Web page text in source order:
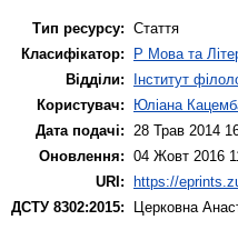
Тип ресурсу: Стаття
Класифікатор:
P Мова та
Відділи:
Інститут
Користувач:
Юліана
Дата подачі:
28 Трав 2014
Оновлення: 04 Жовт 2016
URI: https://
ДСТУ 8302:2015:
Церковна